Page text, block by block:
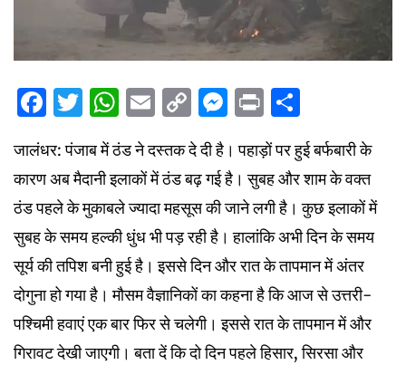
Facebook
Twitter
WhatsApp
Email
Copy
Link
Messenger
Print
जालंधर: पंजाब में ठंड ने दस्तक दे दी है। पहाड़ों पर हुई बर्फबारी के
कारण अब मैदानी इलाकों में ठंड बढ़ गई है। सुबह और शाम के वक्त
ठंड पहले के मुकाबले ज्यादा महसूस की जाने लगी है। कुछ इलाकों में
सुबह के समय हल्की धुंध भी पड़ रही है। हालांकि अभी दिन के समय
सूर्य की तपिश बनी हुई है। इससे दिन और रात के तापमान में अंतर
दोगुना हो गया है। मौसम वैज्ञानिकों का कहना है कि आज से उत्तरी-
पश्चिमी हवाएं एक बार फिर से चलेगी। इससे रात के तापमान में और
गिरावट देखी जाएगी। बता दें कि दो दिन पहले हिसार, सिरसा और